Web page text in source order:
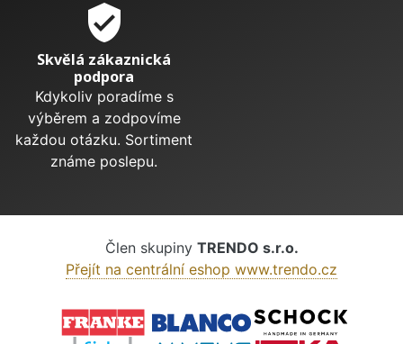
verified_user
Skvělá zákaznická
podpora
Kdykoliv poradíme s
výběrem a zodpovíme
každou otázku. Sortiment
známe poslepu.
Člen skupiny TRENDO s.r.o.
Přejít na centrální eshop www.trendo.cz